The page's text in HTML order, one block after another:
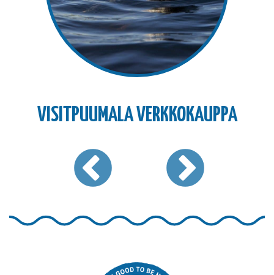
VISITPUUMALA VERKKOKAUPPA